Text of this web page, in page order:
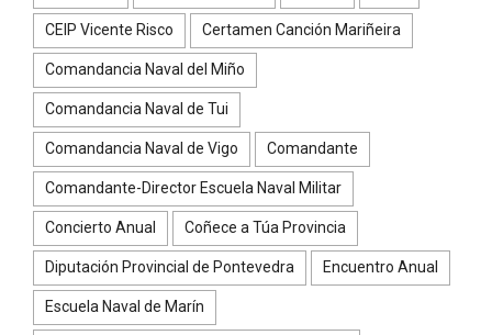
CEIP Vicente Risco Certamen Canción Mariñeira
Comandancia Naval del Miño
Comandancia Naval de Tui
Comandancia Naval de Vigo Comandante
Comandante-Director Escuela Naval Militar
Concierto Anual Coñece a Túa Provincia
Diputación Provincial de Pontevedra Encuentro Anual
Escuela Naval de Marín